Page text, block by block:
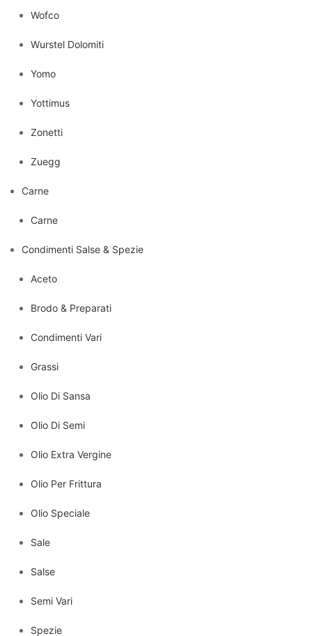
Wofco
Wurstel Dolomiti
Yomo
Yottimus
Zonetti
Zuegg
Carne
Carne
Condimenti Salse & Spezie
Aceto
Brodo & Preparati
Condimenti Vari
Grassi
Olio Di Sansa
Olio Di Semi
Olio Extra Vergine
Olio Per Frittura
Olio Speciale
Sale
Salse
Semi Vari
Spezie